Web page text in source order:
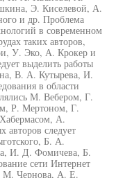
Э. Киселевой, А.
и др. Проблема
в современном
таких авторов,
У. Эко, А. Крокер и
выделить работы
В. А. Кутырева, И.
в области
М. Вебером, Г.
Р. Мертоном, Г.
А.
авторов следует
Б. А.
И. Д. Фомичева, Б.
сети Интернет
М. Чернова, А. Е.